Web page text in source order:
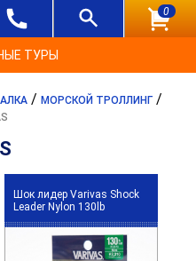
0
ТУРЫ
/ МОРСКОЙ ТРОЛЛИНГ /
Шок лидер Varivas Shock
Leader Nylon 130lb